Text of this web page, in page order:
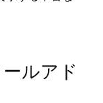
ルアド